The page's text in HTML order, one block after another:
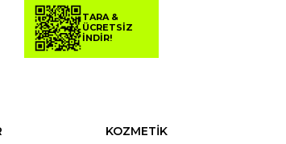
TARA &
ÜCRETSİZ
İNDİR!
KOZMETİK